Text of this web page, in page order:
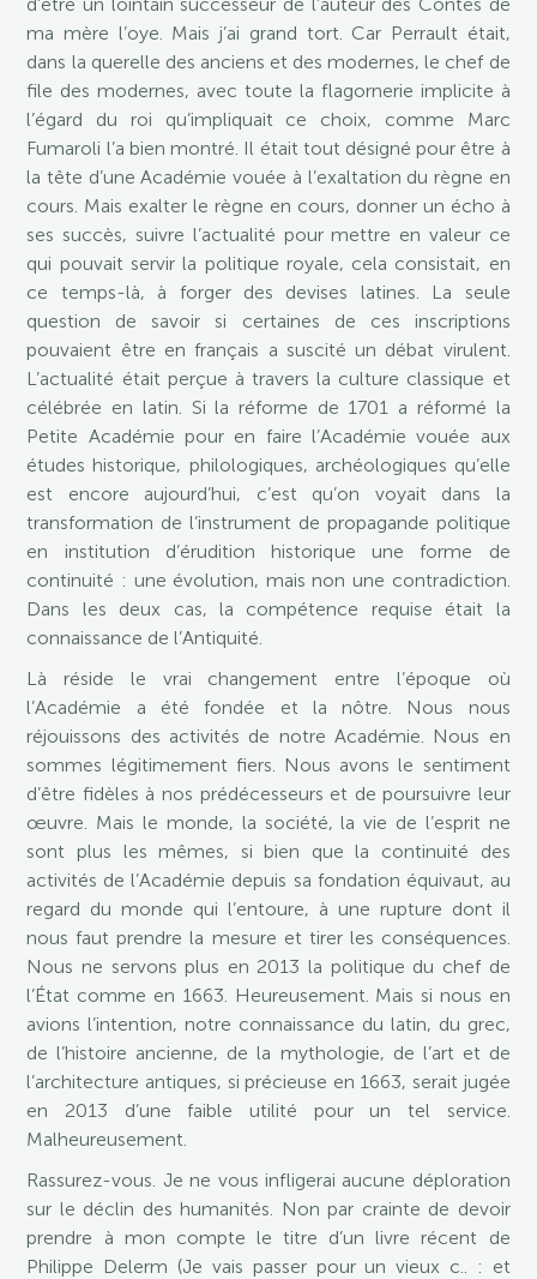
ma mère l’oye. Mais j’ai grand tort. Car Perrault était,
dans la querelle des anciens et des modernes, le chef de
file des modernes, avec toute la flagornerie implicite à
l’égard du roi qu’impliquait ce choix, comme Marc
Fumaroli l’a bien montré. Il était tout désigné pour être à
la tête d’une Académie vouée à l’exaltation du règne en
cours. Mais exalter le règne en cours, donner un écho à
ses succès, suivre l’actualité pour mettre en valeur ce
qui pouvait servir la politique royale, cela consistait, en
ce temps-là, à forger des devises latines. La seule
question de savoir si certaines de ces inscriptions
pouvaient être en français a suscité un débat virulent.
L’actualité était perçue à travers la culture classique et
célébrée en latin. Si la réforme de 1701 a réformé la
Petite Académie pour en faire l’Académie vouée aux
études historique, philologiques, archéologiques qu’elle
est encore aujourd’hui, c’est qu’on voyait dans la
transformation de l’instrument de propagande politique
en institution d’érudition historique une forme de
continuité : une évolution, mais non une contradiction.
Dans les deux cas, la compétence requise était la
connaissance de l’Antiquité.
Là réside le vrai changement entre l’époque où
l’Académie a été fondée et la nôtre. Nous nous
réjouissons des activités de notre Académie. Nous en
sommes légitimement fiers. Nous avons le sentiment
d’être fidèles à nos prédécesseurs et de poursuivre leur
œuvre. Mais le monde, la société, la vie de l’esprit ne
sont plus les mêmes, si bien que la continuité des
activités de l’Académie depuis sa fondation équivaut, au
regard du monde qui l’entoure, à une rupture dont il
nous faut prendre la mesure et tirer les conséquences.
Nous ne servons plus en 2013 la politique du chef de
l’État comme en 1663. Heureusement. Mais si nous en
avions l’intention, notre connaissance du latin, du grec,
de l’histoire ancienne, de la mythologie, de l’art et de
l’architecture antiques, si précieuse en 1663, serait jugée
en 2013 d’une faible utilité pour un tel service.
Malheureusement.
Rassurez-vous. Je ne vous infligerai aucune déploration
sur le déclin des humanités. Non par crainte de devoir
prendre à mon compte le titre d’un livre récent de
Philippe Delerm (Je vais passer pour un vieux c.. : et